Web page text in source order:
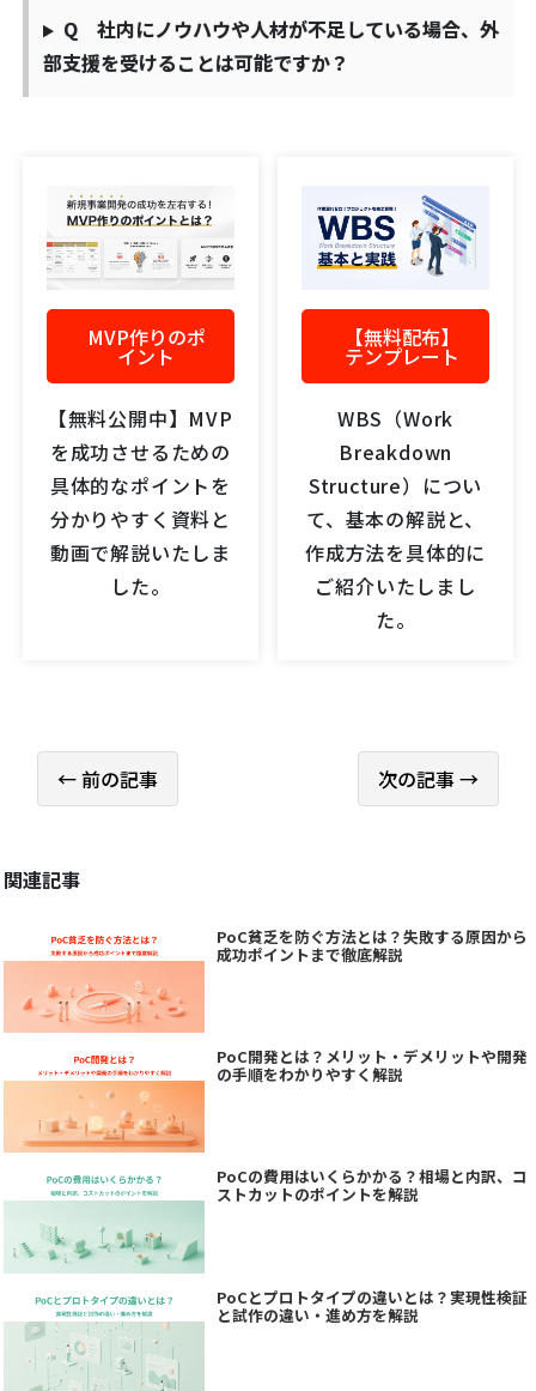
Q 社内にノウハウや人材が不足している場合、外
部支援を受けることは可能ですか？
MVP作りのポ
イント
【無料公開中】MVP
を成功させるための
具体的なポイントを
分かりやすく資料と
動画で解説いたしま
した。
【無料配布】
テンプレート
WBS（Work
Breakdown
Structure）につい
て、基本の解説と、
作成方法を具体的に
ご紹介いたしまし
た。
← 前の記事 次の記事 →
関連記事
PoC貧乏を防ぐ方法とは？失敗する原因から
成功ポイントまで徹底解説
PoC開発とは？メリット・デメリットや開発
の手順をわかりやすく解説
PoCの費用はいくらかかる？相場と内訳、コ
ストカットのポイントを解説
PoCとプロトタイプの違いとは？実現性検証
と試作の違い・進め方を解説